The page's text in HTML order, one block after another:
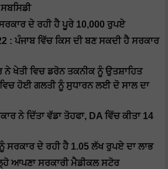
ਦੇ ਰਹੀ ਹੈ ਪੂਰੇ 10,000 ਰੁਪਏ
: ਪੰਜਾਬ ਵਿੱਚ ਕਿਸ ਦੀ ਬਣ ਸਕਦੀ ਹੈ ਸਰਕਾਰ
ਨੇ ਖੇਤੀ ਵਿਚ ਡਰੋਨ ਤਕਨੀਕ ਨੂੰ ਉਤਸ਼ਾਹਿਤ
ਹੋਈ ਗਲਤੀ ਨੂੰ ਸੁਧਾਰਨ ਲਈ ਦੋ ਸਾਲ ਦਾ
ਨੇ ਦਿੱਤਾ ਵੱਡਾ ਤੋਹਫਾ, DA ਵਿੱਚ ਕੀਤਾ 14
ਸਰਕਾਰ ਦੇ ਰਹੀ ਹੈ 1.05 ਲੱਖ ਰੁਪਏ ਦਾ ਲਾਭ
ਆਪਣਾ ਸਰਕਾਰੀ ਮੈਡੀਕਲ ਸਟੋਰ